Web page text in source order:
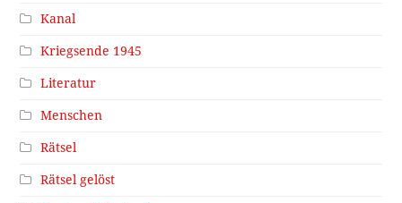
Kanal
Kriegsende 1945
Literatur
Menschen
Rätsel
Rätsel gelöst